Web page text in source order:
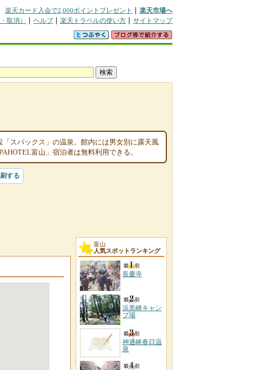
楽天カード入会で2,000ポイントプレゼント
楽天市場へ
取消） ヘルプ 楽天トラベルの使い方 サイトマップ
スパックス」の温泉。館内には男女別に露天風
富山」宿泊者は無料利用できる。
する
富山
人気スポットランキング
長慶寺
浜黒崎キャン
プ場
神通峡春日温
泉